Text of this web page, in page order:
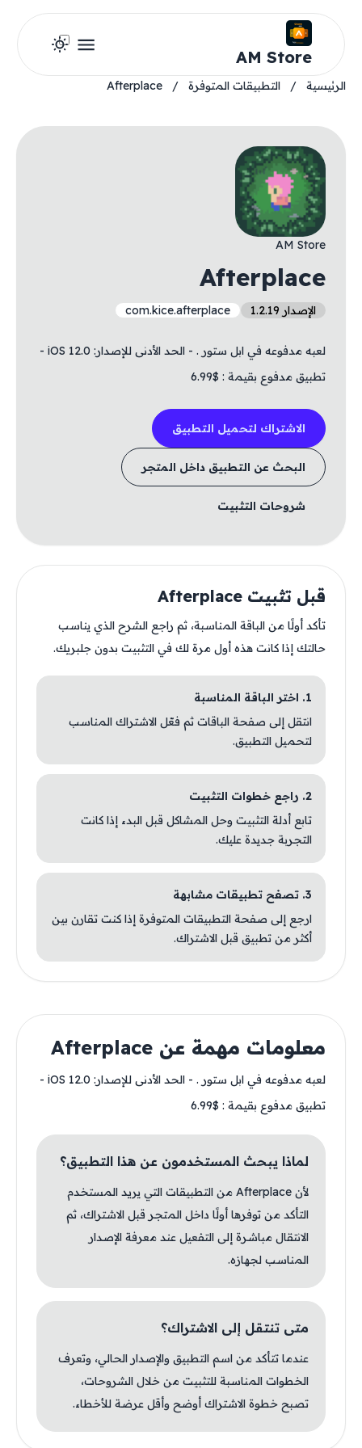
AM Store
الرئيسية / التطبيقات المتوفرة /
Afterplace
AM Store
Afterplace
الإصدار 1.2.19 com.kice.afterplace
لعبه مدفوعه في ابل ستور . - الحد الأدنى للإصدار: iOS 12.0 -
تطبيق مدفوع بقيمة : $6.99
الاشتراك لتحميل التطبيق
البحث عن التطبيق داخل المتجر
شروحات التثبيت
قبل تثبيت Afterplace
تأكد أولًا من الباقة المناسبة، ثم راجع الشرح الذي يناسب
حالتك إذا كانت هذه أول مرة لك في التثبيت بدون جلبريك.
1. اختر الباقة المناسبة
انتقل إلى صفحة الباقات ثم فعّل الاشتراك المناسب
لتحميل التطبيق.
2. راجع خطوات التثبيت
تابع أدلة التثبيت وحل المشاكل قبل البدء إذا كانت
التجربة جديدة عليك.
3. تصفح تطبيقات مشابهة
ارجع إلى صفحة التطبيقات المتوفرة إذا كنت تقارن بين
أكثر من تطبيق قبل الاشتراك.
معلومات مهمة عن Afterplace
لعبه مدفوعه في ابل ستور . - الحد الأدنى للإصدار: iOS 12.0 -
تطبيق مدفوع بقيمة : $6.99
لماذا يبحث المستخدمون عن هذا التطبيق؟
لأن Afterplace من التطبيقات التي يريد المستخدم
التأكد من توفرها أولًا داخل المتجر قبل الاشتراك، ثم
الانتقال مباشرة إلى التفعيل عند معرفة الإصدار
المناسب لجهازه.
متى تنتقل إلى الاشتراك؟
عندما تتأكد من اسم التطبيق والإصدار الحالي، وتعرف
الخطوات المناسبة للتثبيت من خلال الشروحات،
تصبح خطوة الاشتراك أوضح وأقل عرضة للأخطاء.